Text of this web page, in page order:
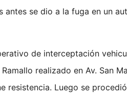
antes se dio a la fuga en un
de interceptación
Ramallo realizado en Av. San
resistencia. Luego se